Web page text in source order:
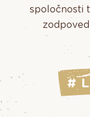
spoločnosti